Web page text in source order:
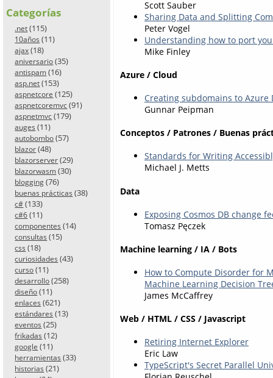
Categorías
.net (115)
10años (11)
ajax (18)
aniversario (35)
antispam (16)
asp.net (153)
aspnetcore (125)
aspnetcoremvc (91)
aspnetmvc (179)
auges (11)
autobombo (57)
blazor (48)
blazorserver (29)
blazorwasm (30)
blogging (76)
buenas prácticas (38)
c# (133)
c#6 (11)
componentes (14)
consultas (15)
css (18)
curiosidades (43)
curso (11)
desarrollo (258)
diseño (11)
enlaces (621)
estándares (13)
eventos (25)
frikadas (12)
google (11)
herramientas (33)
historias (21)
Scott Sauber
Sharing Data and Splitting
Peter Vogel
Understanding how to port
Mike Finley
Azure / Cloud
Creating subdomains to Azure
Gunnar Peipman
Conceptos / Patrones / Buenas
Standards for Writing
Michael J. Metts
Data
Exposing Cosmos DB change
Tomasz Pęczek
Machine learning / IA / Bots
How to Compute Disorder for
Machine Learning Decision
James McCaffrey
Web / HTML / CSS / Javascript
Retiring Internet Explorer
Eric Law
TypeScript's Secret Parallel